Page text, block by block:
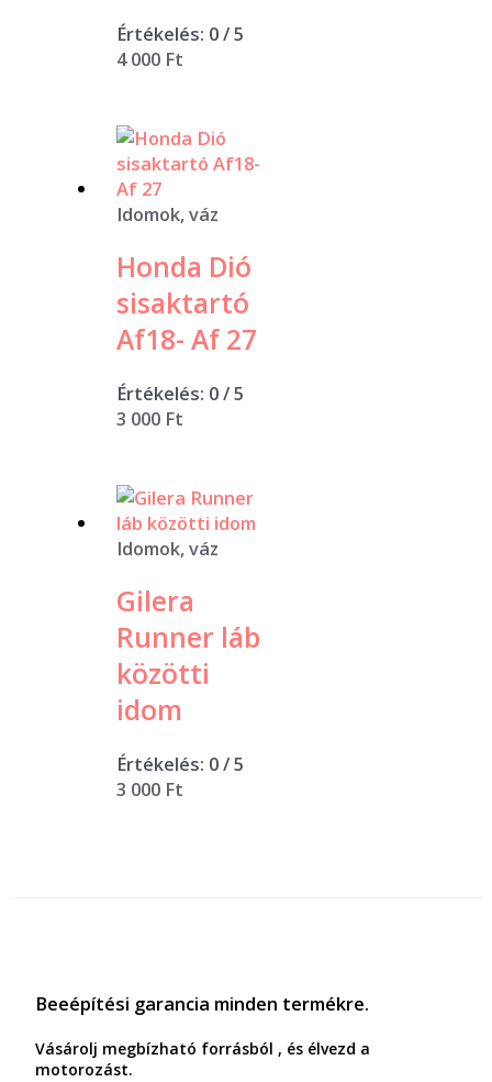
Értékelés: 0/ 5
4 000 Ft
Idomok, váz
Honda Dió
sisaktartó
Af18- Af 27
Értékelés: 0/ 5
3 000 Ft
Idomok, váz
Gilera
Runner láb
közötti
idom
Értékelés: 0/ 5
3 000 Ft
Beeépítési garancia minden termékre.
Vásárolj megbízható forrásból , és élvezd a
motorozást.